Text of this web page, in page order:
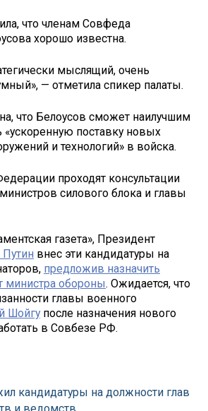
что членам Совфеда
хорошо известна.
мыслящий, очень
— отметила спикер палаты.
что Белоусов сможет наилучшим
«ускоренную поставку новых
и технологий» в войска.
проходят консультации
силового блока и главы
газета», Президент
внес эти кандидатуры на
предложив назначить
министра обороны. Ожидается, что
главы военного
Шойгу после назначения нового
в Совбезе РФ.
кандидатуры на должности глав